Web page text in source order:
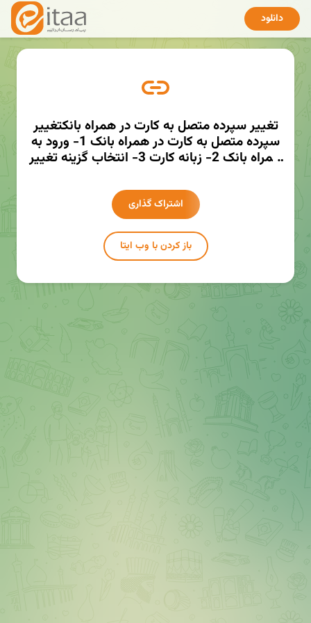
دانلود
تغییر سپرده متصل به کارت در همراه‌ بانکتغییر
سپرده متصل به کارت در همراه‌ بانک 1- ورود به
همراه بانک 2- زبانه کارت 3- انتخاب گزینه تغییر
http://mmaher.ir/htsmkhttp://mmaher.ir/ht
smk
اشتراک گذاری
باز کردن با وب ایتا